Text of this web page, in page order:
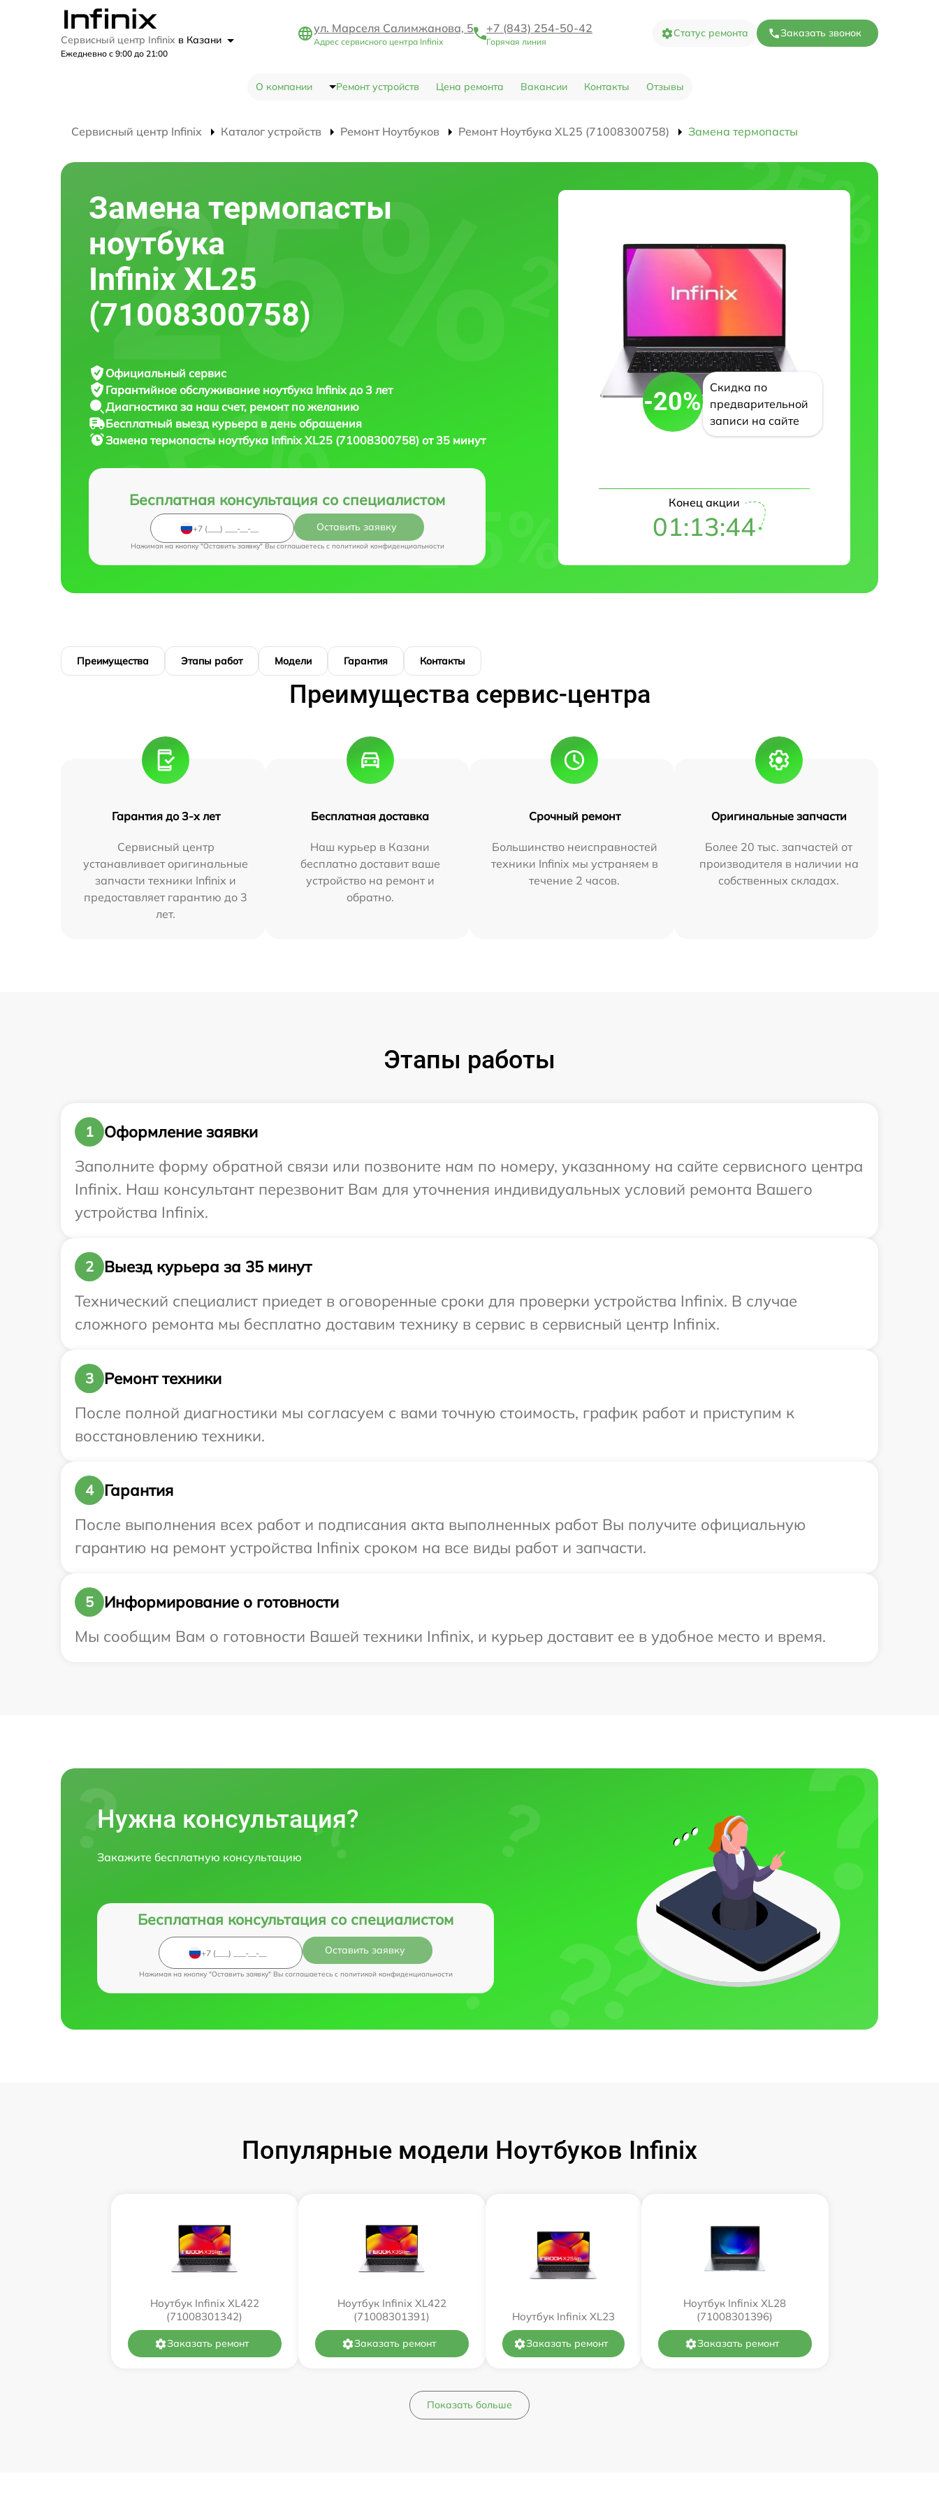
Сервисный центр Infinix в Казани
Ежедневно с 9:00 до 21:00
ул. Марселя Салимжанова, 5
Адрес сервисного центра Infinix
+7 (843) 254-50-42
Горячая линия
Статус ремонта Заказать звонок
О компании Ремонт устройств Цена ремонта Вакансии Контакты Отзывы
Сервисный центр Infinix Каталог устройств Ремонт Ноутбуков Ремонт Ноутбука XL25 (71008300758) Замена термопасты
Замена термопасты
ноутбука
Infinix XL25
(71008300758)
Официальный сервис
Гарантийное обслуживание ноутбука Infinix до 3 лет
Диагностика за наш счет, ремонт по желанию
Бесплатный выезд курьера в день обращения
Замена термопасты ноутбука Infinix XL25 (71008300758) от 35 минут
Бесплатная консультация со специалистом
Оставить заявку
Нажимая на кнопку "Оставить заявку" Вы соглашаетесь c политикой конфиденциальности
-20%
Скидка по
предварительной
записи на сайте
Конец акции
01:13:43
Преимущества Этапы работ Модели Гарантия Контакты
Преимущества сервис-центра
Гарантия до 3-х лет
Сервисный центр
устанавливает оригинальные
запчасти техники Infinix и
предоставляет гарантию до 3
лет.
Бесплатная доставка
Наш курьер в Казани
бесплатно доставит ваше
устройство на ремонт и
обратно.
Срочный ремонт
Большинство неисправностей
техники Infinix мы устраняем в
течение 2 часов.
Оригинальные запчасти
Более 20 тыс. запчастей от
производителя в наличии на
собственных складах.
Этапы работы
1
Оформление заявки
Заполните форму обратной связи или позвоните нам по номеру, указанному на сайте сервисного центра
Infinix. Наш консультант перезвонит Вам для уточнения индивидуальных условий ремонта Вашего
устройства Infinix.
2
Выезд курьера за 35 минут
Технический специалист приедет в оговоренные сроки для проверки устройства Infinix. В случае
сложного ремонта мы бесплатно доставим технику в сервис в сервисный центр Infinix.
3
Ремонт техники
После полной диагностики мы согласуем с вами точную стоимость, график работ и приступим к
восстановлению техники.
4
Гарантия
После выполнения всех работ и подписания акта выполненных работ Вы получите официальную
гарантию на ремонт устройства Infinix сроком на все виды работ и запчасти.
5
Информирование о готовности
Мы сообщим Вам о готовности Вашей техники Infinix, и курьер доставит ее в удобное место и время.
Нужна консультация?
Закажите бесплатную консультацию
Бесплатная консультация со специалистом
Оставить заявку
Нажимая на кнопку "Оставить заявку" Вы соглашаетесь c политикой конфиденциальности
Популярные модели Ноутбуков Infinix
Ноутбук Infinix XL422
(71008301342)
Заказать ремонт
Ноутбук Infinix XL422
(71008301391)
Заказать ремонт
Ноутбук Infinix XL23
Заказать ремонт
Ноутбук Infinix XL28
(71008301396)
Заказать ремонт
Показать больше